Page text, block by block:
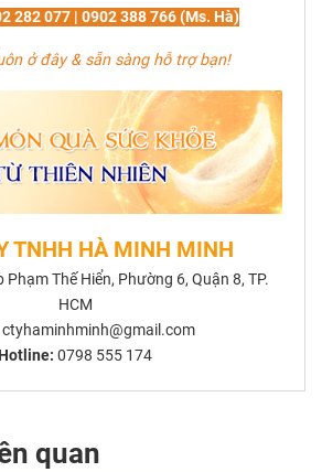
282 077 | 0902 388 766 (Ms. Hà)
ở đây & sẵn sàng hỗ trợ bạn!
TNHH HÀ MINH MINH
Thế Hiển, Phường 6, Quận 8, TP.
HCM
ctyhaminhminh@gmail.com
Hotline: 0798 555 174
quan